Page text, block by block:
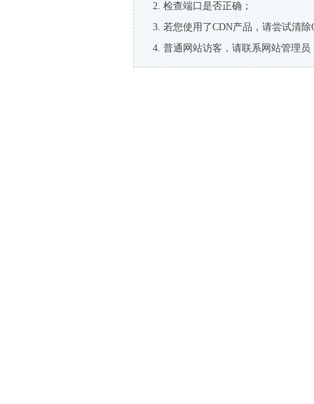
检查端口是否正确；
若您使用了CDN产品，请尝试清除
普通网站访客，请联系网站管理员